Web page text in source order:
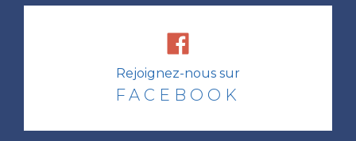
Rejoignez-nous sur
FACEBOOK